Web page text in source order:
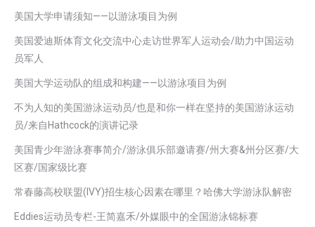
美国大学申请须知——以游泳项目为例
美国爱迪斯体育文化交流中心走访世界军人运动会/助力中国运动
员军人
美国大学运动队的组成和构建——以游泳项目为例
不为人知的美国游泳运动员/也是和你一样在坚持的美国游泳运动
员/来自Hathcock的演讲记录
美国青少年游泳赛事简介/游泳俱乐部邀请赛/州大赛&州分区赛/大
区赛/国家级比赛
常春藤高校联盟(IVY)招生核心因素在哪里？哈佛大学游泳队解密
Eddies运动员专栏-王简嘉禾/外媒眼中的全国游泳锦标赛